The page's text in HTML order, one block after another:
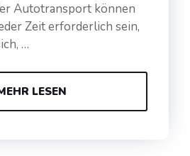
Autotransport können
Zeit erforderlich sein,
…
LESEN